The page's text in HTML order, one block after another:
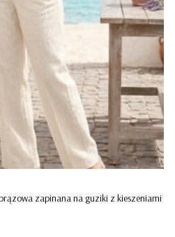
zapinana na guziki z kieszeniami